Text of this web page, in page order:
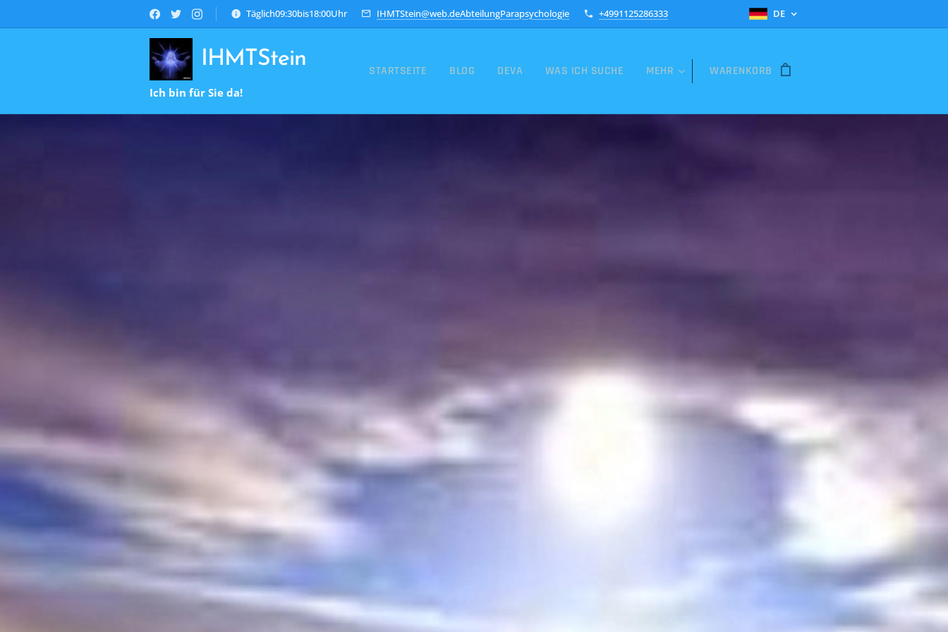
Täglich09:30bis18:00Uhr IHMTStein@web.deAbteilungParapsychologie +4991125286333 DE
IHMTStein
Ich bin für Sie da!
STARTSEITE BLOG DEVA WAS ICH SUCHE MEHR WARENKORB